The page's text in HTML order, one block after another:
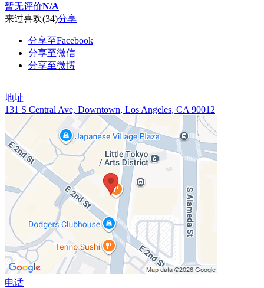
暂无评价N/A
来过喜欢(34)分享
分享至Facebook
分享至微信
分享至微博
地址
131 S Central Ave, Downtown, Los Angeles, CA 90012
电话